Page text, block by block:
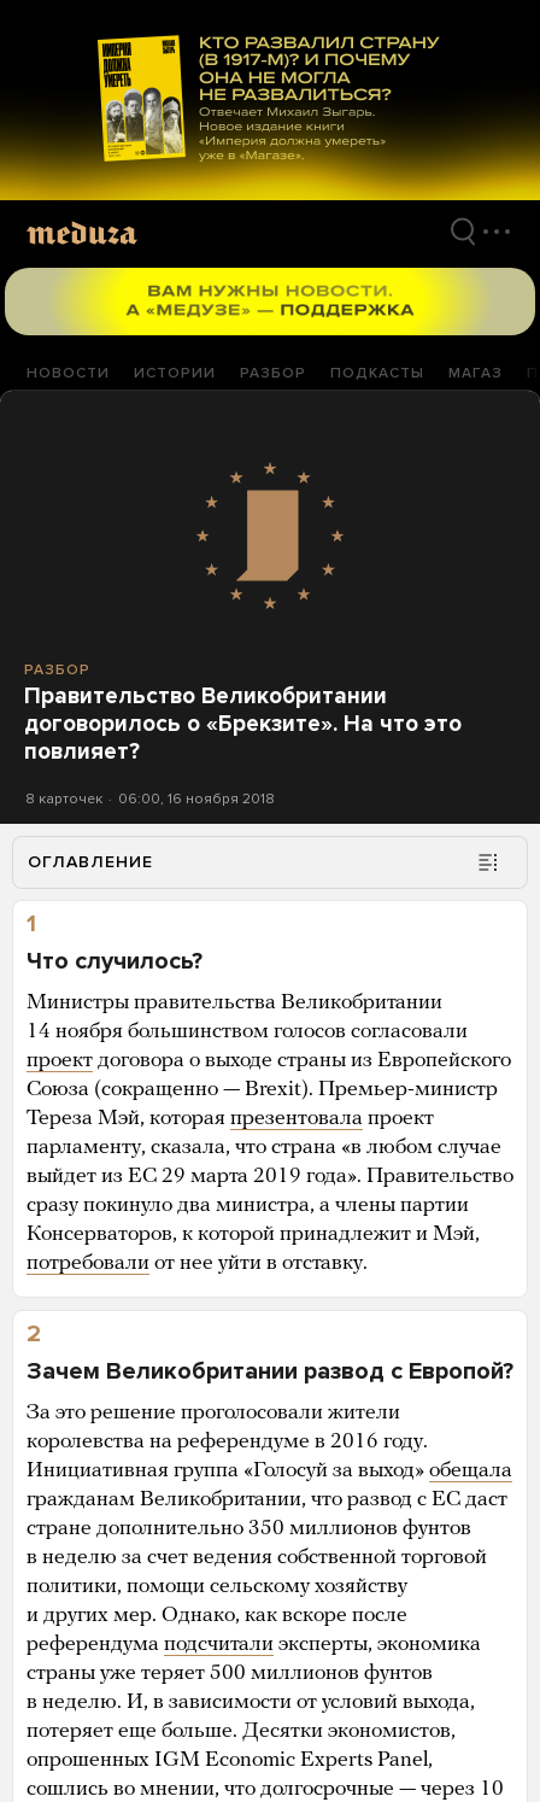
материалам
НОВОСТИ ИСТОРИИ РАЗБОР ПОДКАСТЫ МАГАЗ
РАЗБОР
Правительство Великобритании
договорилось о «Брекзите». На что это
повлияет?
8 карточек 06:00, 16 ноября 2018
ОГЛАВЛЕНИЕ
1
Что случилось?
Министры правительства Великобритании
14 ноября большинством голосов согласовали
проект договора о выходе страны из Европейского
Союза (сокращенно — Brexit). Премьер-министр
Тереза Мэй, которая презентовала проект
парламенту, сказала, что страна «в любом случае
выйдет из ЕС 29 марта 2019 года». Правительство
сразу покинуло два министра, а члены партии
Консерваторов, к которой принадлежит и Мэй,
потребовали от нее уйти в отставку.
2
Зачем Великобритании развод с Европой?
За это решение проголосовали жители
королевства на референдуме в 2016 году.
Инициативная группа «Голосуй за выход» обещала
гражданам Великобритании, что развод с ЕС даст
стране дополнительно 350 миллионов фунтов
в неделю за счет ведения собственной торговой
политики, помощи сельскому хозяйству
и других мер. Однако, как вскоре после
референдума подсчитали эксперты, экономика
страны уже теряет 500 миллионов фунтов
в неделю. И, в зависимости от условий выхода,
потеряет еще больше. Десятки экономистов,
опрошенных IGM Economic Experts Panel,
сошлись во мнении, что долгосрочные — через 10